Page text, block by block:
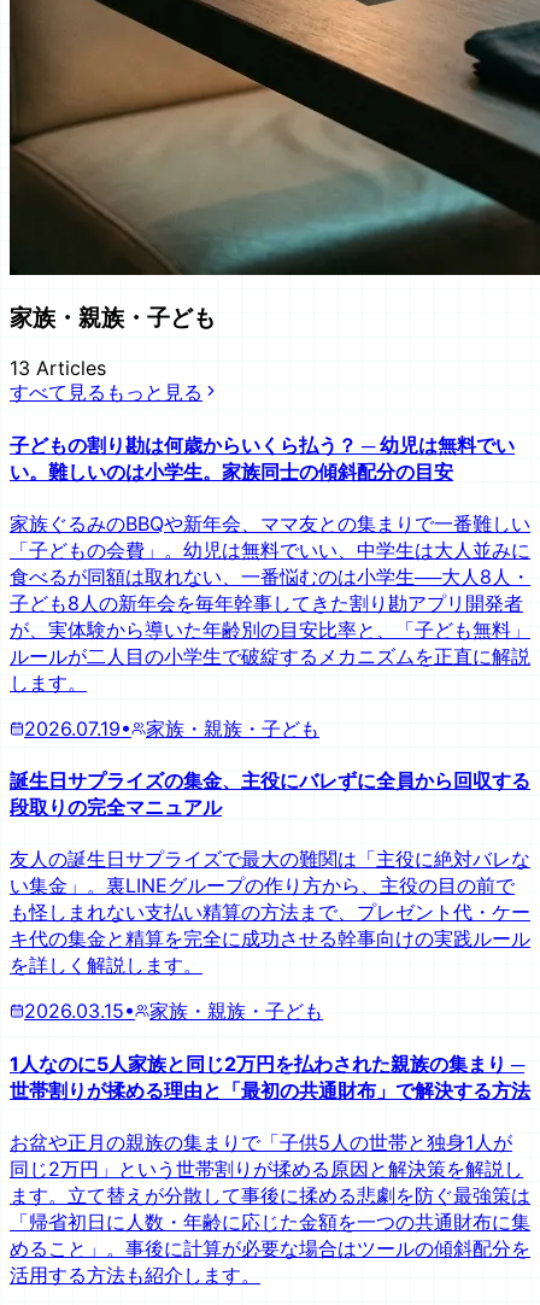
家族・親族・子ども
13 Articles
すべて見る もっと見る
子どもの割り勘は何歳からいくら払う？ ─ 幼児は無料でい
い。難しいのは小学生。家族同士の傾斜配分の目安
家族ぐるみのBBQや新年会、ママ友との集まりで一番難しい
「子どもの会費」。幼児は無料でいい、中学生は大人並みに
食べるが同額は取れない、一番悩むのは小学生──大人8人・
子ども8人の新年会を毎年幹事してきた割り勘アプリ開発者
が、実体験から導いた年齢別の目安比率と、「子ども無料」
ルールが二人目の小学生で破綻するメカニズムを正直に解説
します。
2026.07.19• 家族・親族・子ども
誕生日サプライズの集金、主役にバレずに全員から回収する
段取りの完全マニュアル
友人の誕生日サプライズで最大の難関は「主役に絶対バレな
い集金」。裏LINEグループの作り方から、主役の目の前で
も怪しまれない支払い精算の方法まで、プレゼント代・ケー
キ代の集金と精算を完全に成功させる幹事向けの実践ルール
を詳しく解説します。
2026.03.15• 家族・親族・子ども
1人なのに5人家族と同じ2万円を払わされた親族の集まり ─
世帯割りが揉める理由と「最初の共通財布」で解決する方法
お盆や正月の親族の集まりで「子供5人の世帯と独身1人が
同じ2万円」という世帯割りが揉める原因と解決策を解説し
ます。立て替えが分散して事後に揉める悲劇を防ぐ最強策は
「帰省初日に人数・年齢に応じた金額を一つの共通財布に集
めること」。事後に計算が必要な場合はツールの傾斜配分を
活用する方法も紹介します。